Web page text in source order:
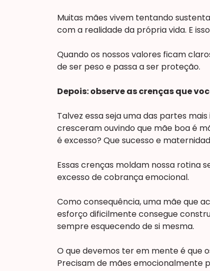
Muitas mães vivem tentando
com a realidade da própria vida. E
Quando os nossos valores ficam
de ser peso e passa a ser proteção.
Depois: observe as crenças que
Talvez essa seja uma das partes
cresceram ouvindo que mãe boa é
é excesso? Que sucesso e
Essas crenças moldam nossa rotina
excesso de cobrança emocional.
Como consequência, uma mãe que
esforço dificilmente consegue
sempre esquecendo de si mesma.
O que devemos ter em mente é que
Precisam de mães emocionalmente